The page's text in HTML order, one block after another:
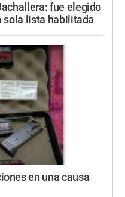
fue elegido
sola lista habilitada
en una causa